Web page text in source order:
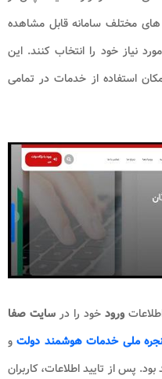
مختلف سامانه قابل مشاهده
نیاز خود را انتخاب کنند. این
استفاده از خدمات در تمامی
ورودخود را درسایت صفا
ملی خدمات هوشمند دولتو
پس از تایید اطلاعات، کاربران